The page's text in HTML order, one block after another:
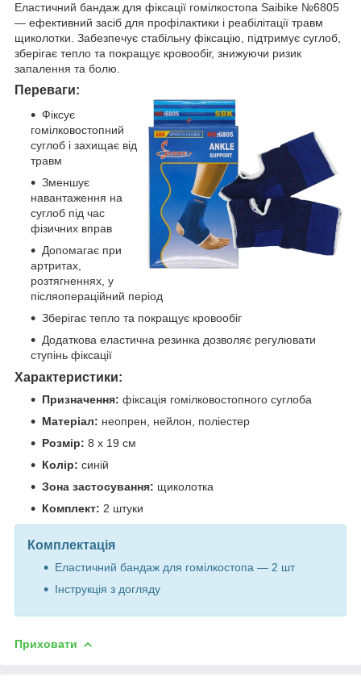
Еластичний бандаж для фіксації гомілкостопа Saibike №6805
— ефективний засіб для профілактики і реабілітації травм
щиколотки. Забезпечує стабільну фіксацію, підтримує суглоб,
зберігає тепло та покращує кровообіг, знижуючи ризик
запалення та болю.
Переваги:
Фіксує
гомілковостопний
суглоб і захищає від
травм
Зменшує
навантаження на
суглоб під час
фізичних вправ
Допомагає при
артритах,
розтягненнях, у
післяопераційний період
Зберігає тепло та покращує кровообіг
Додаткова еластична резинка дозволяє регулювати
ступінь фіксації
Характеристики:
Призначення: фіксація гомілковостопного суглоба
Матеріал: неопрен, нейлон, поліестер
Розмір: 8 х 19 см
Колір: синій
Зона застосування: щиколотка
Комплект: 2 штуки
Комплектація
Еластичний бандаж для гомілкостопа — 2 шт
Інструкція з догляду
Приховати